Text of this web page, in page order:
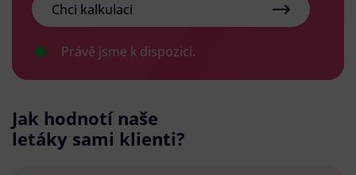
Chci kalkulaci
Právě jsme k dispozici.
Jak hodnotí naše
letáky sami klienti?